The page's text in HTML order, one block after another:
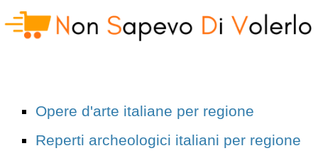
Opere d'arte italiane per regione
Reperti archeologici italiani per regione